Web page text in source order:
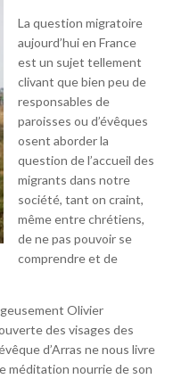
La question migratoire
aujourd’hui en France
est un sujet tellement
clivant que bien peu de
responsables de
paroisses ou d’évêques
osent aborder la
question de l’accueil des
migrants dans notre
société, tant on craint,
même entre chrétiens,
de ne pas pouvoir se
comprendre et de
Olivier
des visages des
d’Arras ne nous livre
méditation nourrie de son